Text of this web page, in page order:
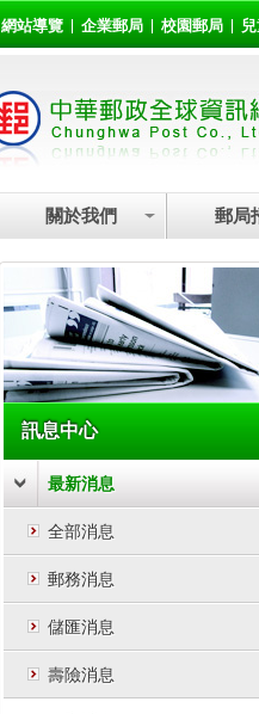
網站導覽 企業郵局 校園郵局
關於我們 郵局
訊息中心
最新消息
全部消息
郵務消息
儲匯消息
壽險消息